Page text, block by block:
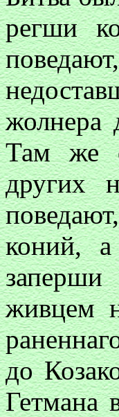
регши
жолнера
Там же
других
коний,
живцем
до
Гетмана